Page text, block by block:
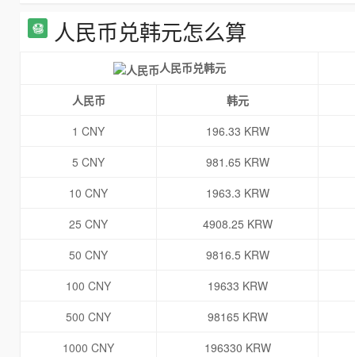
人民币兑韩元怎么算
人民币兑韩元
人民币
韩元
1 CNY
196.33 KRW
5 CNY
981.65 KRW
10 CNY
1963.3 KRW
25 CNY
4908.25 KRW
50 CNY
9816.5 KRW
100 CNY
19633 KRW
500 CNY
98165 KRW
1000 CNY
196330 KRW